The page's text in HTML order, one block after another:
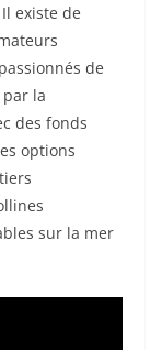
existe de
de
la
des fonds
options
sur la mer